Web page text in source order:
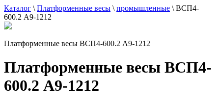
Каталог \ Платформенные весы \ промышленные \ ВСП4-
600.2 А9-1212
Платформенные весы ВСП4-600.2 А9-1212
Платформенные весы ВСП4-
600.2 А9-1212